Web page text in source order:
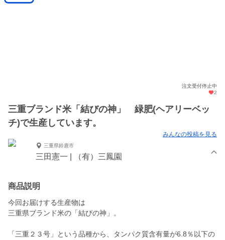
注文受付停止中
2
三重ブランド米「結びの神」 緑肥(ヘアリーベッ
チ)で生産しています。
みんなの投稿を見る
三重県鈴鹿市
三田憲一 | （有）三鳳園
商品説明
今回お届けする生産物は
三重県ブランド米の「結びの神」。
「三重２３号」という品種から、タンパク質含有量が6.8％以下の